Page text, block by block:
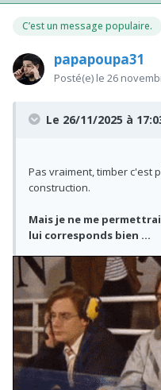
C’est un message populaire.
papapoupa31
Posté(e) le 26
Le 26/11/2025 à
Pas vraiment, timber c'est
construction.
Mais je ne me
lui corresponds bien ...